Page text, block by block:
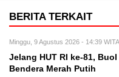
BERITA TERKAIT
Minggu, 9 Agustus 2026 - 14:39 WITA
Jelang HUT RI ke-81,
Bendera Merah Putih